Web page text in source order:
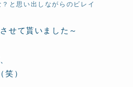
と思い出しながらのビレイ
せて貰いました～
笑）